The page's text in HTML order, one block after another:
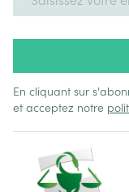
En cliquant sur
et acceptez notre